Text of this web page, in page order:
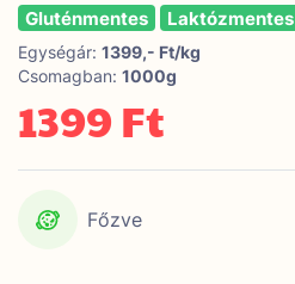
Gluténmentes Laktózmentes
Egységár: 1399,- Ft/kg
Csomagban: 1000g
1399 Ft
Főzve